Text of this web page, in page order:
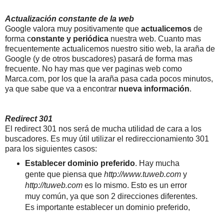
Actualización constante de la web
Google valora muy positivamente que actualicemos de
forma constante y periódica nuestra web. Cuanto mas
frecuentemente actualicemos nuestro sitio web, la araña de
Google (y de otros buscadores) pasará de forma mas
frecuente. No hay mas que ver paginas web como
Marca.com, por los que la araña pasa cada pocos minutos,
ya que sabe que va a encontrar nueva información.
Redirect 301
El redirect 301 nos será de mucha utilidad de cara a los
buscadores. Es muy útil utilizar el redireccionamiento 301
para los siguientes casos:
Establecer dominio preferido. Hay mucha
gente que piensa que http://www.tuweb.comy
http://tuweb.comes lo mismo. Esto es un error
muy común, ya que son 2 direcciones diferentes.
Es importante establecer un dominio preferido,